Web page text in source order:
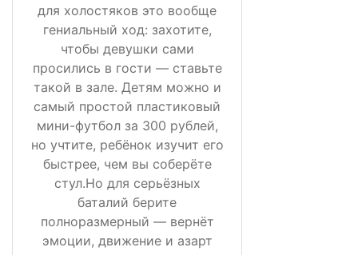
для холостяков это вообще
гениальный ход: захотите,
чтобы девушки сами
просились в гости — ставьте
такой в зале. Детям можно и
самый простой пластиковый
мини-футбол за 300 рублей,
но учтите, ребёнок изучит его
быстрее, чем вы соберёте
стул.Но для серьёзных
баталий берите
полноразмерный — вернёт
эмоции, движение и азарт